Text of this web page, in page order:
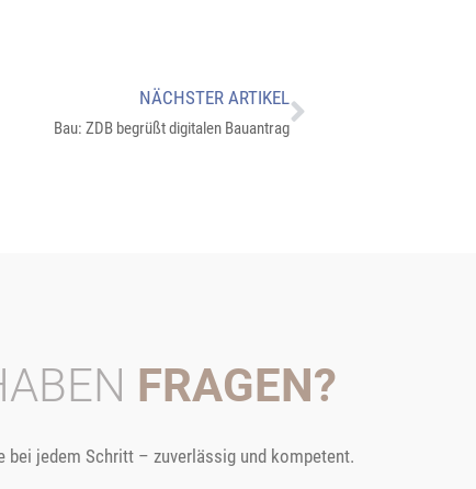
NÄCHSTER ARTIKEL
Bau: ZDB begrüßt digitalen Bauantrag
FRAGEN?
bei jedem Schritt – zuverlässig und kompetent.